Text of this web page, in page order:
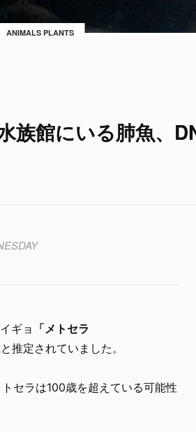
ANIMALS PLANTS
族館にいる肺魚、
ギョ 「メトセラ
推定されていました。
セラは100歳を超えている可能性